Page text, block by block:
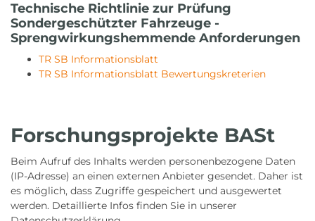
Technische Richtlinie zur Prüfung
Sondergeschützter Fahrzeuge -
Sprengwirkungshemmende Anforderungen
TR SB Informationsblatt
TR SB Informationsblatt Bewertungskreterien
Forschungsprojekte BASt
Beim Aufruf des Inhalts werden personenbezogene Daten
(IP-Adresse) an einen externen Anbieter gesendet. Daher ist
es möglich, dass Zugriffe gespeichert und ausgewertet
werden. Detaillierte Infos finden Sie in unserer